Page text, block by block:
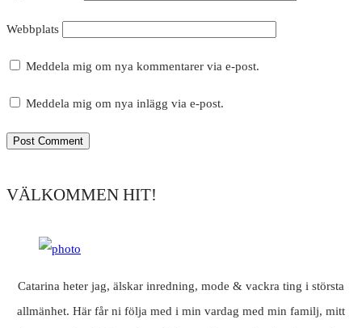
Webbplats
Meddela mig om nya kommentarer via e-post.
Meddela mig om nya inlägg via e-post.
VÄLKOMMEN HIT!
Catarina heter jag, älskar inredning, mode & vackra ting i största
allmänhet. Här får ni följa med i min vardag med min familj, mitt